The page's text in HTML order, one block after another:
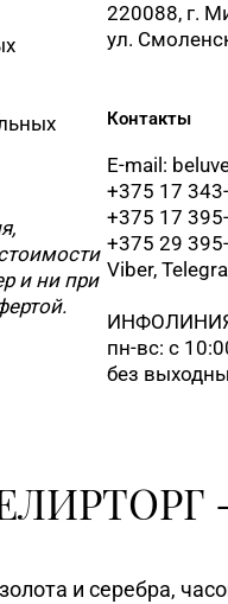
и ни при
220088, г.
ул.
Контакты
E-mail:
+375 17
+375 17
+375 29
Viber,
пн-вс: с
без
и серебра,